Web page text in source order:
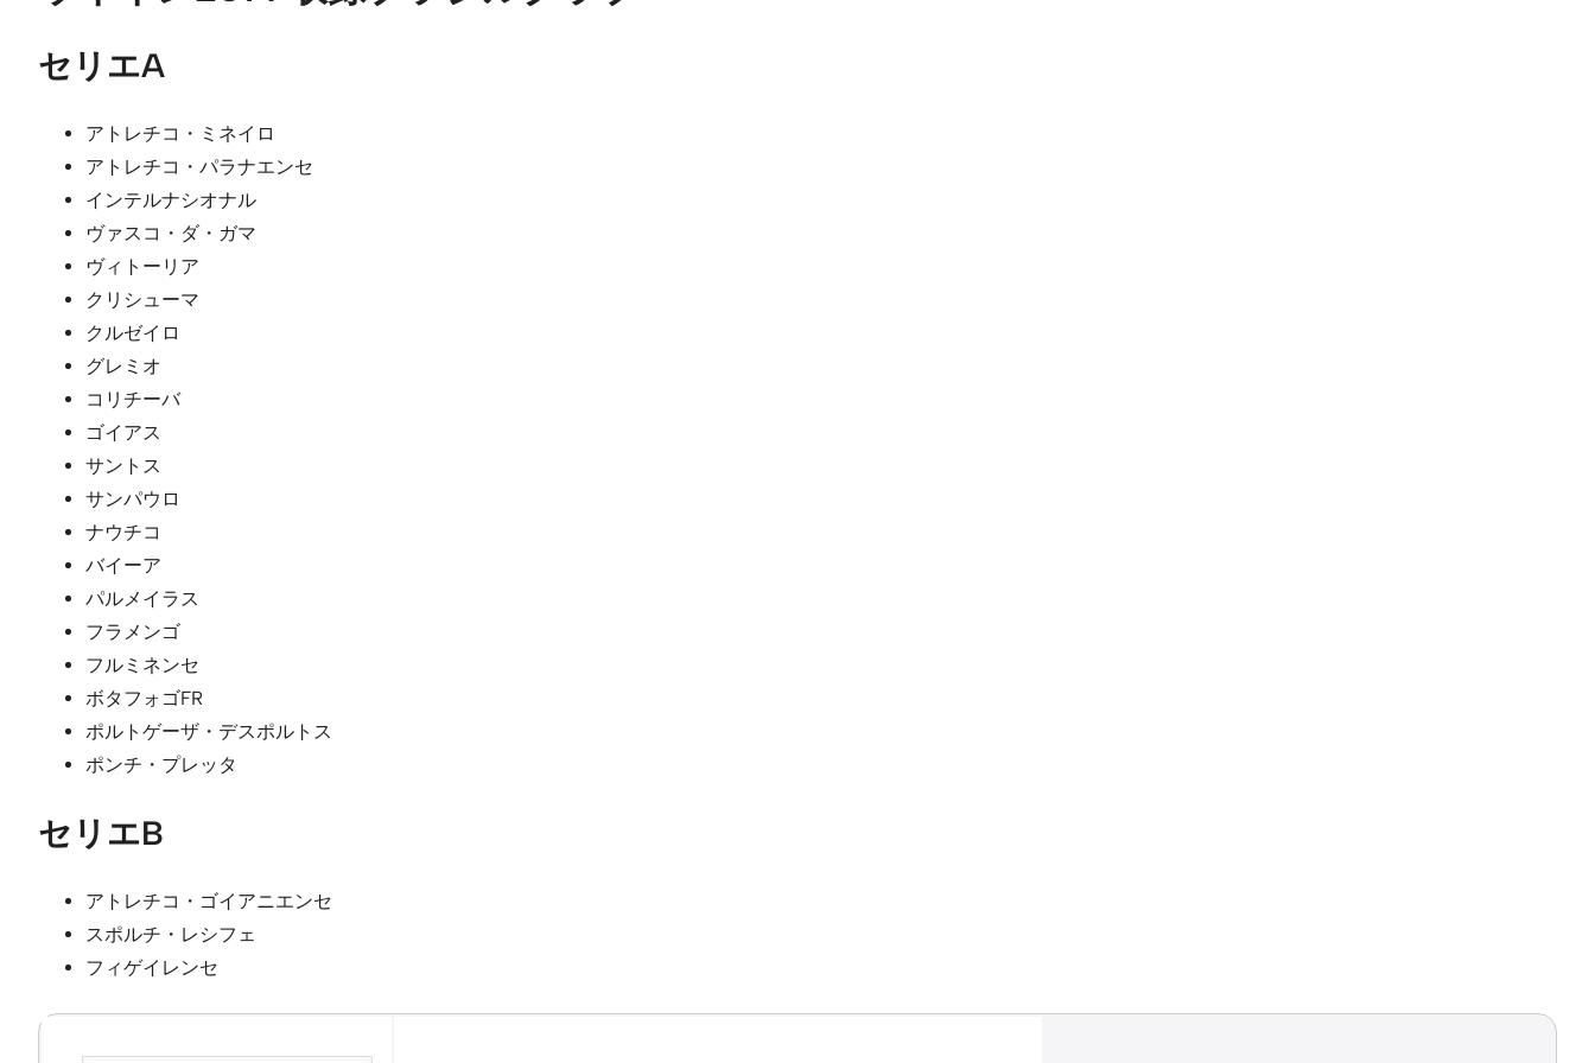
セリエA
アトレチコ・ミネイロ
アトレチコ・パラナエンセ
インテルナシオナル
ヴァスコ・ダ・ガマ
ヴィトーリア
クリシューマ
クルゼイロ
グレミオ
コリチーバ
ゴイアス
サントス
サンパウロ
ナウチコ
バイーア
パルメイラス
フラメンゴ
フルミネンセ
ボタフォゴFR
ポルトゲーザ・デスポルトス
ポンチ・プレッタ
セリエB
アトレチコ・ゴイアニエンセ
スポルチ・レシフェ
フィゲイレンセ